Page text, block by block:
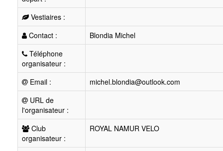
Vestiaires :
Contact :
Blondia Michel
Téléphone
organisateur :
Email :
michel.blondia@outlook.com
URL de
l'organisateur :
Club
organisateur :
ROYAL NAMUR VELO